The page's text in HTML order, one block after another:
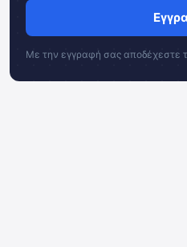
Με την εγγραφή σας αποδέχεστε